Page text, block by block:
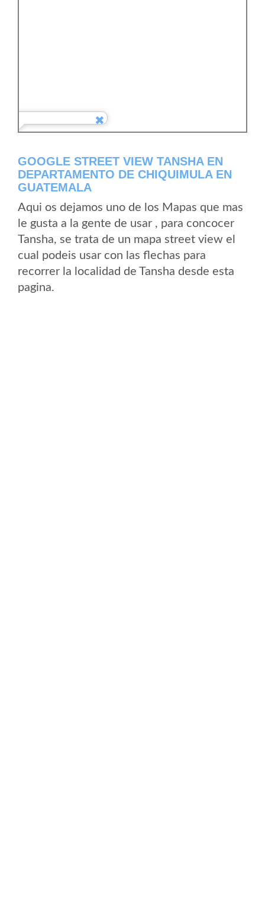
GOOGLE STREET VIEW TANSHA EN
DEPARTAMENTO DE CHIQUIMULA EN
GUATEMALA
Aqui os dejamos uno de los Mapas que mas
le gusta a la gente de usar , para concocer
Tansha, se trata de un mapa street view el
cual podeis usar con las flechas para
recorrer la localidad de Tansha desde esta
pagina.